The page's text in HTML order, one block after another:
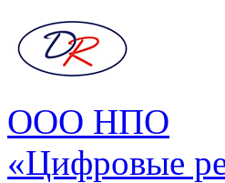
ООО НПО
«Цифровые